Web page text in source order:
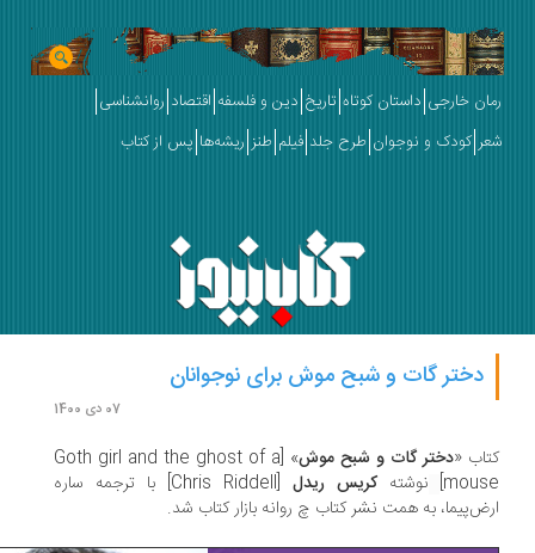
خارجی داستان کوتاه تاریخ دین و فلسفه اقتصاد روانشناسی
کودک و نوجوان طرح جلد فیلم طنز ریشه‌ها پس از کتاب
دختر گات و شبح موش برای نوجوانان
دختر گات و شبح موش
» [Goth girl and the ghost of a
نوشتهکریس ریدل
[Chris Riddell] با ترجمه ساره
به همت نشر کتاب چ روانه بازار کتاب شد.